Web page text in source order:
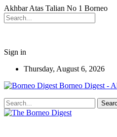
Akhbar Atas Talian No 1 Borneo
Sign in
Thursday, August 6, 2026
Borneo Digest -